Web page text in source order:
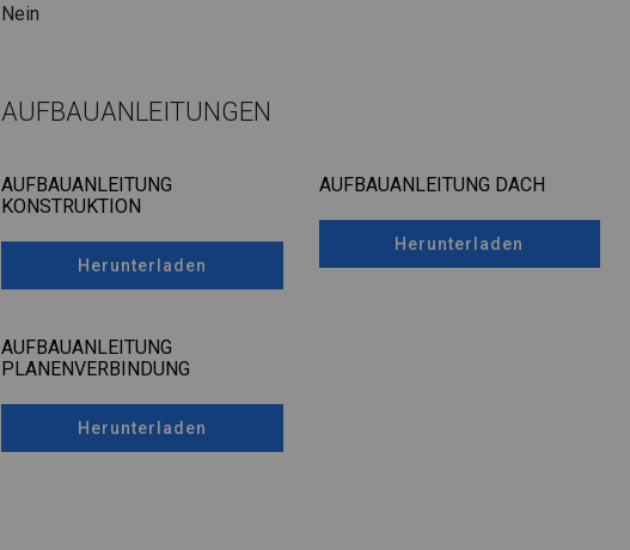
Nein
AUFBAUANLEITUNGEN
AUFBAUANLEITUNG
KONSTRUKTION
Herunterladen
AUFBAUANLEITUNG DACH
Herunterladen
AUFBAUANLEITUNG
PLANENVERBINDUNG
Herunterladen